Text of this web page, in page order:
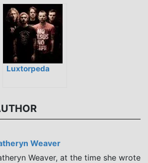
Luxtorpeda
Weaver
Weaver, at the time she wrote